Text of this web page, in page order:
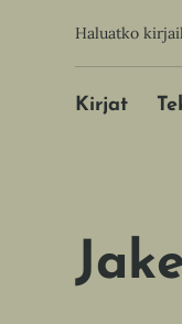
Haluatko
Kirjat